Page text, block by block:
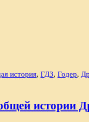
история, ГДЗ, Годер,
истории